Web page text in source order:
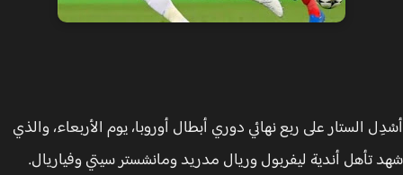
الستار على ربع نهائي دوري أبطال أوروبا، يوم الأربعاء، والذي
تأهل أندية ليفربول وريال مدريد ومانشستر سيتي وفياريال.